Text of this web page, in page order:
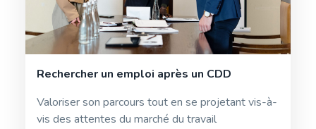
Rechercher un emploi après un CDD
Valoriser son parcours tout en se projetant vis-à-
vis des attentes du marché du travail